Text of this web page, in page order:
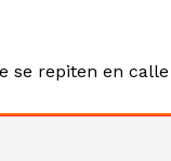
repiten en